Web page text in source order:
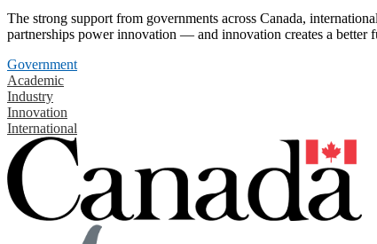
The strong support from governments across Canada,
partnerships power innovation — and innovation creates a better
Government
Academic
Industry
Innovation
International